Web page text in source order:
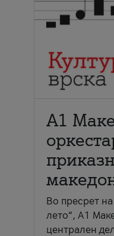
А1
Во пресрет
лето“, А1
централен